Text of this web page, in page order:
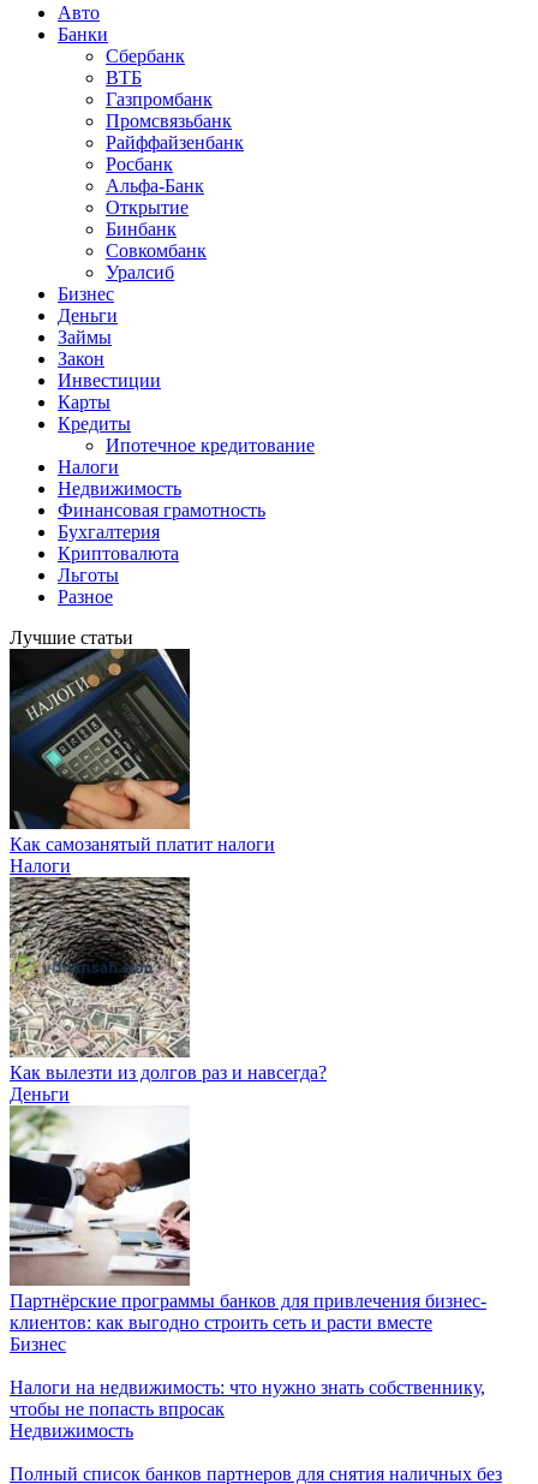
Авто
Банки
Сбербанк
ВТБ
Газпромбанк
Промсвязьбанк
Райффайзенбанк
Росбанк
Альфа-Банк
Открытие
Бинбанк
Совкомбанк
Уралсиб
Бизнес
Деньги
Займы
Закон
Инвестиции
Карты
Кредиты
Ипотечное кредитование
Налоги
Недвижимость
Финансовая грамотность
Бухгалтерия
Криптовалюта
Льготы
Разное
Лучшие статьи
Как самозанятый платит налоги
Налоги
Как вылезти из долгов раз и навсегда?
Деньги
Партнёрские программы банков для привлечения бизнес-
клиентов: как выгодно строить сеть и расти вместе
Бизнес
Налоги на недвижимость: что нужно знать собственнику,
чтобы не попасть впросак
Недвижимость
Полный список банков партнеров для снятия наличных без